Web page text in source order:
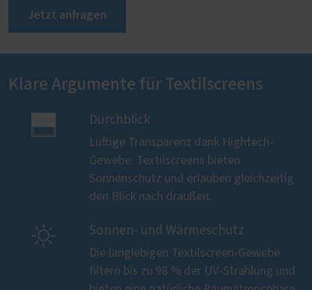
Jetzt anfragen
Klare Argumente für Textilscreens
 Durchblick
Luftige Transparenz dank Hightech-
Gewebe: Textilscreens bieten
Sonnenschutz und erlauben gleichzeitig
den Blick nach draußen.
 Sonnen- und Wärmeschutz
Die langlebigen Textilscreen-Gewebe
filtern bis zu 98 % der UV-Strahlung und